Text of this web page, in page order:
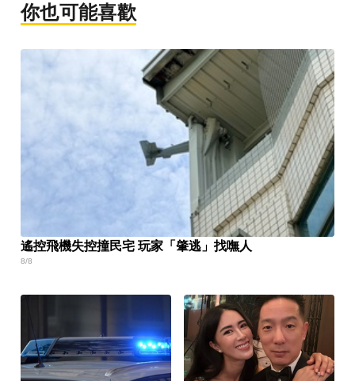
你也可能喜歡
遙控飛機失控撞民宅 玩家「肇逃」找嘸人
8/8